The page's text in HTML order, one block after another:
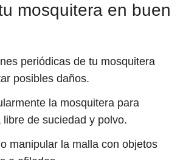
mosquitera en buen
periódicas de tu mosquitera
posibles daños.
la mosquitera para
libre de suciedad y polvo.
manipular la malla con objetos